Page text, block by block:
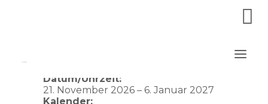
Datum/Uhrzeit:
21. November 2026 – 6. Januar 2027
Kalender: